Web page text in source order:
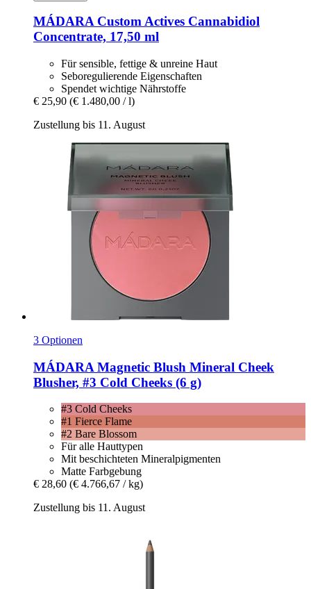
MÁDARACustom Actives Cannabidiol
Concentrate, 17,50 ml
Für sensible, fettige & unreine Haut
Seboregulierende Eigenschaften
Spendet wichtige Nährstoffe
€ 25,90 (€ 1.480,00 / l)
Zustellung bis 11. August
3 Optionen
MÁDARA Magnetic Blush Mineral Cheek
Blusher, #3 Cold Cheeks (6 g)
#3 Cold Cheeks
#1 Fierce Flame
#2 Bare Blossom
Für alle Hauttypen
Mit beschichteten Mineralpigmenten
Matte Farbgebung
€ 28,60 (€ 4.766,67 / kg)
Zustellung bis 11. August